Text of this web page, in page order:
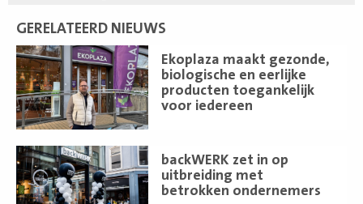
GERELATEERD NIEUWS
Ekoplaza maakt gezonde,
biologische en eerlijke
producten toegankelijk
voor iedereen
Lees
meer
backWERK zet in op
uitbreiding met
betrokken ondernemers
Lees
meer